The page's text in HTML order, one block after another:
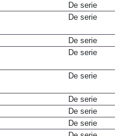
De serie
De serie
De serie
De serie
De serie
De serie
De serie
De serie